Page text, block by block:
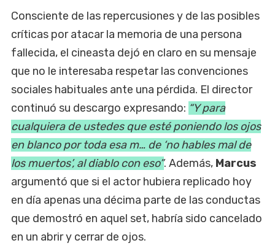
Consciente de las repercusiones y de las posibles
críticas por atacar la memoria de una persona
fallecida, el cineasta dejó en claro en su mensaje
que no le interesaba respetar las convenciones
sociales habituales ante una pérdida. El director
continuó su descargo expresando: “Y para
cualquiera de ustedes que esté poniendo los ojos
en blanco por toda esa m… de ‘no hables mal de
los muertos’, al diablo con eso”. Además, Marcus
argumentó que si el actor hubiera replicado hoy
en día apenas una décima parte de las conductas
que demostró en aquel set, habría sido cancelado
en un abrir y cerrar de ojos.